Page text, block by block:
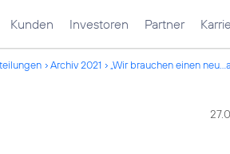
Kunden Investoren Partner
Archiv 2021 „Wir brauchen einen